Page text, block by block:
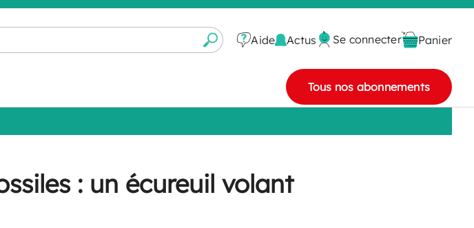
Aide Actus Se connecter Panier
Tous nos abonnements
: un écureuil volant